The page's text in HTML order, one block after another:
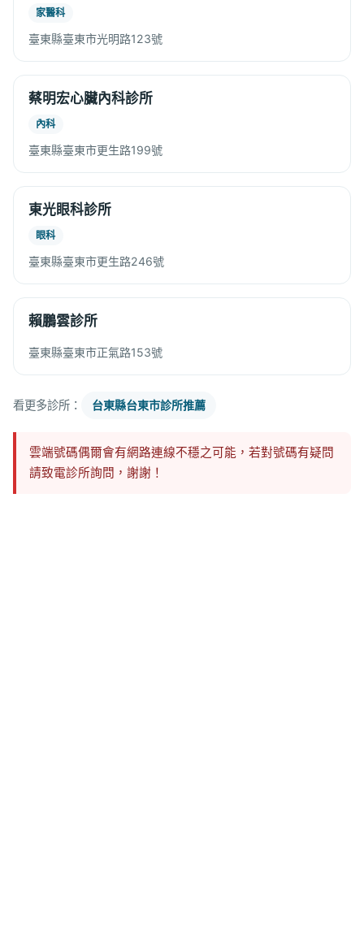
家醫科
臺東縣臺東市光明路123號
蔡明宏心臟內科診所
內科
臺東縣臺東市更生路199號
東光眼科診所
眼科
臺東縣臺東市更生路246號
賴鵬雲診所
臺東縣臺東市正氣路153號
看更多診所： 台東縣台東市診所推薦
雲端號碼偶爾會有網路連線不穩之可能，若對號碼有疑問
請致電診所詢問，謝謝！